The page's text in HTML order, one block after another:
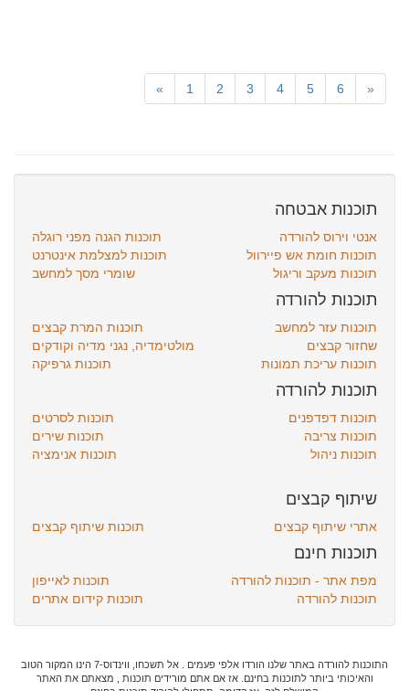
תוכנות אבטחה
אנטי וירוס להורדה
תוכנות הגנה מפני רוגלה
תוכנות חומת אש פיירוול
תוכנות למצלמת אינטרנט
תוכנות מעקב וריגול
שומרי מסך למחשב
תוכנות להורדה
תוכנות עזר למחשב
תוכנות המרת קבצים
שחזור קבצים
מולטימדיה, נגני מדיה וקודקים
תוכנות עריכת תמונות
תוכנות גרפיקה
תוכנות להורדה
תוכנות דפדפנים
תוכנות לסרטים
תוכנות צריבה
תוכנות שירים
תוכנות ניהול
תוכנות אנימציה
שיתוף קבצים
אתרי שיתוף קבצים תוכנות שיתוף קבצים
תוכנות חינם
מפת אתר - תוכנות להורדה
תוכנות לאייפון
תוכנות להורדה
תוכנות קידום אתרים
התוכנות להורדה באתר שלנו הורדו אלפי פעמים . אל תשכחו, ווינדוס-7 הינו המקור הטוב
והאיכותי ביותר לתוכנות בחינם. אז אם אתם מורידים תוכנות , מצאתם את האתר